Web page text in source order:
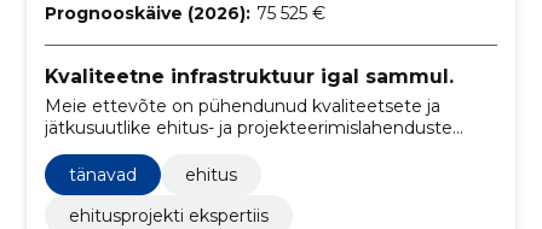
Prognooskäive (2026): 75 525 €
Kvaliteetne infrastruktuur igal sammul.
Meie ettevõte on pühendunud kvaliteetsete ja
jätkusuutlike ehitus- ja projekteerimislahenduste
tänavad
ehitus
ehitusprojekti ekspertiis